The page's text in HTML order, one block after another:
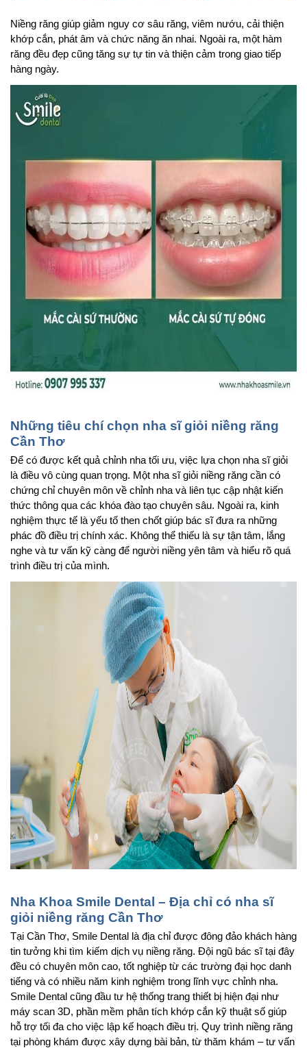
Niềng răng giúp giảm nguy cơ sâu răng, viêm nướu, cải thiện
khớp cắn, phát âm và chức năng ăn nhai. Ngoài ra, một hàm
răng đều đẹp cũng tăng sự tự tin và thiện cảm trong giao tiếp
hàng ngày.
Những tiêu chí chọn nha sĩ giỏi niềng răng
Cần Thơ
Để có được kết quả chỉnh nha tối ưu, việc lựa chọn nha sĩ giỏi
là điều vô cùng quan trọng. Một nha sĩ giỏi niềng răng cần có
chứng chỉ chuyên môn về chỉnh nha và liên tục cập nhật kiến
thức thông qua các khóa đào tạo chuyên sâu. Ngoài ra, kinh
nghiệm thực tế là yếu tố then chốt giúp bác sĩ đưa ra những
phác đồ điều trị chính xác. Không thể thiếu là sự tận tâm, lắng
nghe và tư vấn kỹ càng để người niềng yên tâm và hiểu rõ quá
trình điều trị của mình.
Nha Khoa Smile Dental – Địa chỉ có nha sĩ
giỏi niềng răng Cần Thơ
Tại Cần Thơ, Smile Dental là địa chỉ được đông đảo khách hàng
tin tưởng khi tìm kiếm dịch vụ niềng răng. Đội ngũ bác sĩ tại đây
đều có chuyên môn cao, tốt nghiệp từ các trường đại học danh
tiếng và có nhiều năm kinh nghiệm trong lĩnh vực chỉnh nha.
Smile Dental cũng đầu tư hệ thống trang thiết bị hiện đại như
máy scan 3D, phần mềm phân tích khớp cắn kỹ thuật số giúp
hỗ trợ tối đa cho việc lập kế hoạch điều trị. Quy trình niềng răng
tại phòng khám được xây dựng bài bản, từ thăm khám – tư vấn